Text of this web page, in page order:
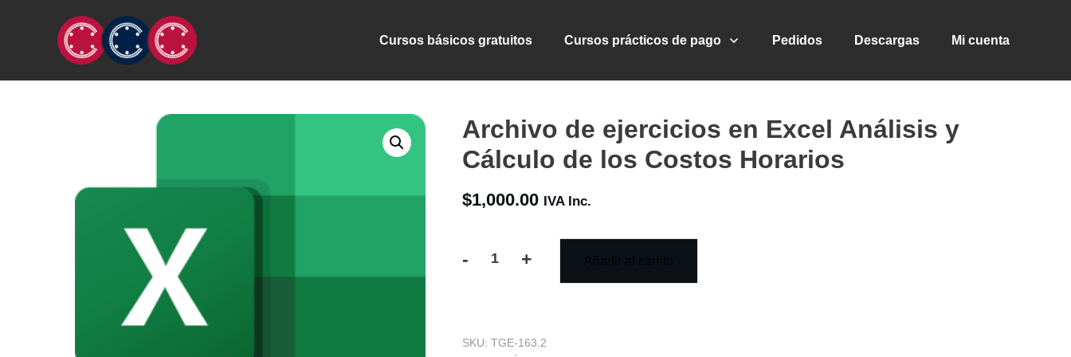
Cursos básicos gratuitos Cursos prácticos de pago Pedidos Descargas Mi cuenta
Archivo de ejercicios en Excel Análisis y
Cálculo de los Costos Horarios
$1,000.00 IVA Inc.
- +
SKU:TGE-163.2